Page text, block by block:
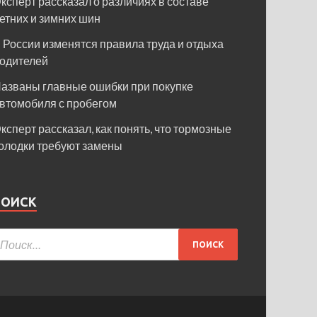
и зимних шин
России изменятся правила труда и отдыха
главные ошибки при покупке
с пробегом
рассказал, как понять, что тормозные
требуют замены